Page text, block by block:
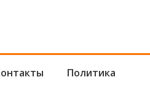
Политика